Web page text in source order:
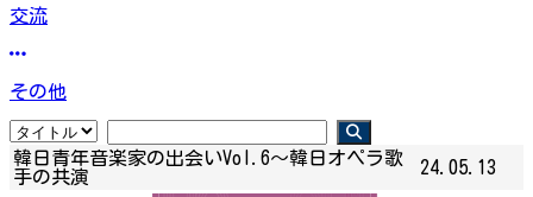
交流
その他
韓日青年音楽家の出会いVol.6～韓日オペラ歌
手の共演
24.05.13